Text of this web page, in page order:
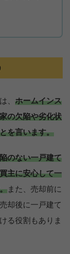
、 ホームインス
の欠陥や劣化状
を言います。
のない一戸建て
主に安心して一
また、売却前に
却後に一戸建て
る役割もありま